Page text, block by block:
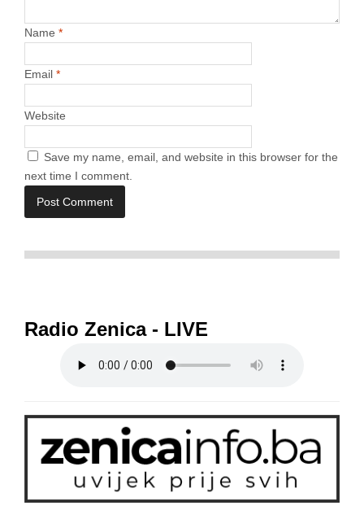
Name *
Email *
Website
Save my name, email, and website in this browser for the
next time I comment.
Radio Zenica - LIVE